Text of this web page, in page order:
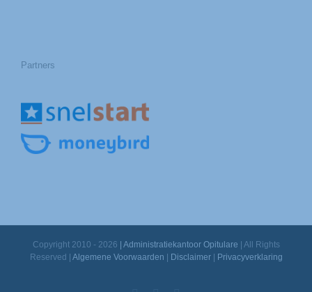
Partners
Copyright 2010 - 2026 | Administratiekantoor Opitulare | All Rights
Reserved | Algemene Voorwaarden Disclaimer| Privacyverklaring